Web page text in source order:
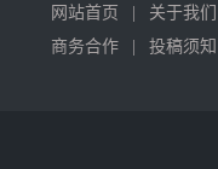
网站首页 关于我们
商务合作
投稿须知